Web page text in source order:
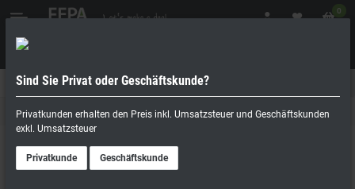
0
Geschäftskunde
Zu- und Ablauftische
Sind Sie Privat oder Geschäftskunde?
Privatkunden erhalten den Preis inkl. Umsatzsteuer und Geschäftskunden
exkl. Umsatzsteuer
Privatkunde Geschäftskunde